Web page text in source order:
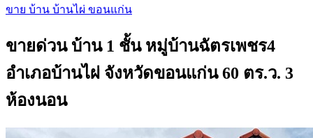
ขาย บ้าน บ้านไผ่ ขอนแก่น
ขายด่วน บ้าน 1 ชั้น หมู่บ้านฉัตรเพชร4
อำเภอบ้านไผ่ จังหวัดขอนแก่น 60 ตร.ว. 3
ห้องนอน